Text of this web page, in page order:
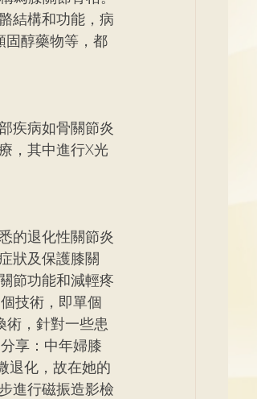
結構和功能，病
固醇藥物等，都
疾病如骨關節炎
，其中進行X光
的退化性關節炎
狀及保護膝關
節功能和減輕疼
技術，即單個
術，針對一些患
享：中年婦膝
退化，故在她的
進行磁振造影檢